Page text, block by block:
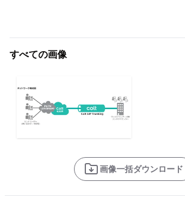
すべての画像
画像一括ダウンロード